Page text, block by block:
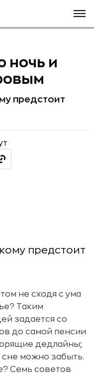
ночь и
предстоит
предстоит
не сходя с ума
Таким
задается со
до самой пенсии
дедлайны;
можно забыть.
Семь советов